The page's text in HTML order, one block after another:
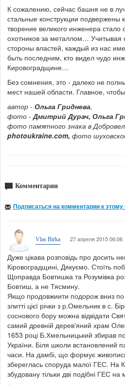
К сожалению, сейчас башня не в
стальные конструкции подвержены
творение великого инженера
охотников за металлом…
стороны властей, каждый из нас
быть последним, кто видел чудо
Кировоградщине…
Без сомнения, это - далеко не
мест нашей области. Главное,
автор - Ольга Гриднева,
фото -Дмитрий Дурач, Ольга
фото памятного знака в
photoukraine.com, фото
Комментарии
Подписаться на комментарии к
Vlas Birka 27 апреля 2015 06:06
Дуже цікава розповідь про досить
Кіровоградщині, Дякуємо. Стоїть
Щоправда Бовтишка та Розумівка
Бовтиш, а не Тясмину.
Якщо продовжиити подорож вниз по
злитті цієї річки з р.Омельник в с.
соснового бору можна відвідати
самий древній дерев'яний храм
1653 році Б.Хмельницький збирав
України. Біля школи встановлений
часи. На дамбі, що формує
збереглась споруда малої ГЕС. На
збудовану тільки дві подібні ГЕС на